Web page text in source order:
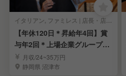
イタリアン, ファミレス | 店長・店長候補
【年休120日＊昇給年4回】賞
与年2回＊上場企業グループで
店長を募集
月収/24~35万円
静岡県 沼津市